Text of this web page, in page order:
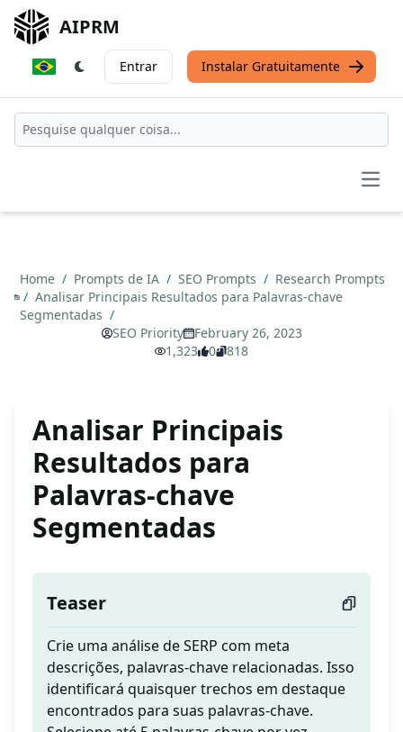
AIPRM
Entrar Instalar Gratuitamente
Home / Prompts de IA / SEO Prompts / Research Prompts
/ Analisar Principais Resultados para Palavras-chave
Segmentadas /
SEO Priority
February 26, 2023
1,323
0 818
Analisar Principais
Resultados para
Palavras-chave
Segmentadas
Teaser
Crie uma análise de SERP com meta
descrições, palavras-chave relacionadas. Isso
identificará quaisquer trechos em destaque
encontrados para suas palavras-chave.